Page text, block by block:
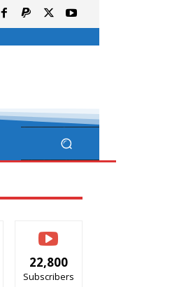
22,800
Subscribers